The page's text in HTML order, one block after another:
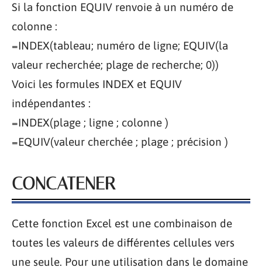
Si la fonction EQUIV renvoie à un numéro de
colonne :
=INDEX(tableau; numéro de ligne; EQUIV(la
valeur recherchée; plage de recherche; 0))
Voici les formules INDEX et EQUIV
indépendantes :
=INDEX(plage ; ligne ; colonne )
=EQUIV(valeur cherchée ; plage ; précision )
CONCATENER
Cette fonction Excel est une combinaison de
toutes les valeurs de différentes cellules vers
une seule. Pour une utilisation dans le domaine